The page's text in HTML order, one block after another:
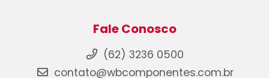
Fale Conosco
(62) 3236 0500
contato@wbcomponentes.com.br